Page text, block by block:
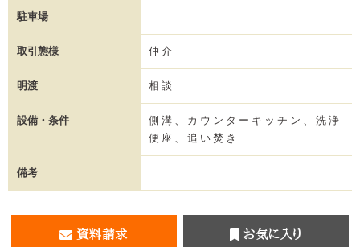
駐車場
取引態様 仲介
明渡 相談
設備・条件
側溝、カウンターキッチン、洗浄
便座、追い焚き
備考
資料請求 お気に入り